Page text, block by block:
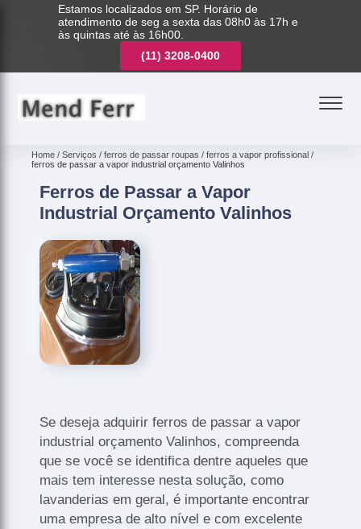
Estamos localizados em SP. Horário de
atendimento de seg a sexta das 08h0 às 17h e
às quintas até às 16h00.
(11) 3208-0400
Home Serviços ferros de passar roupas
ferros a vapor profissional
ferros de passar a vapor industrial orçamento Valinhos
Ferros de Passar a Vapor
Industrial Orçamento Valinhos
Se deseja adquirir ferros de passar a vapor
industrial orçamento Valinhos, compreenda
que se você se identifica dentre aqueles que
mais tem interesse nesta solução, como
lavanderias em geral, é importante encontrar
uma empresa de alto nível e com excelente